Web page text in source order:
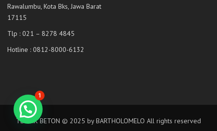
Rawalumbu, Kota Bks, Jawa Barat
17115
Tlp : 021 – 8278 4845
Hotline : 0812-8000-6132
TEKNIK BETON © 2025 by BARTHOLOMELO All rights reserved
1